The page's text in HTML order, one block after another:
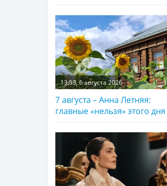
13:53, 6 августа 2026
7 августа – Анна Летняя:
главные «нельзя» этого дня